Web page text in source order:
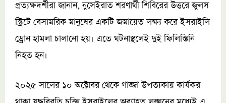
প্রত্যক্ষদর্শীরা জানান, নুসেইরাত শরণার্থী শিবিরের উত্তরে জুলস
স্ট্রিটে বেসামরিক মানুষের একটি জমায়েত লক্ষ্য করে ইসরাইলি
ড্রোন হামলা চালানো হয়। এতে ঘটনাস্থলেই দুই ফিলিস্তিনি
নিহত হন।
২০২৫ সালের ১০ অক্টোবর থেকে গাজ্জা উপত্যকায় কার্যকর